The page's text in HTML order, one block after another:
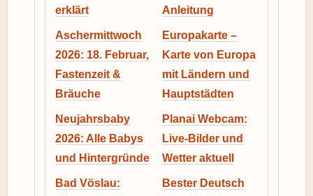
erklärt
Anleitung
Aschermittwoch
2026: 18. Februar,
Fastenzeit &
Bräuche
Europakarte –
Karte von Europa
mit Ländern und
Hauptstädten
Neujahrsbaby
2026: Alle Babys
und Hintergründe
Planai Webcam:
Live-Bilder und
Wetter aktuell
Bad Vöslau:
Bester Deutsch